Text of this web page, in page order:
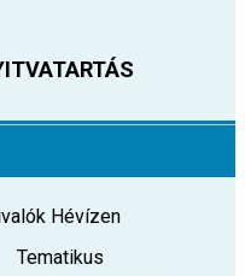
Hévízen
Tematikus